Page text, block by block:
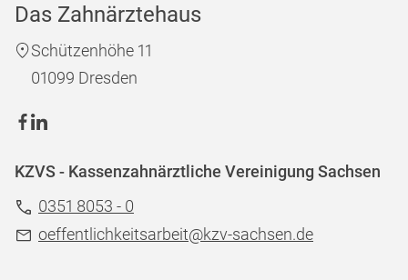
Das Zahnärztehaus
Schützenhöhe 11
01099 Dresden
KZVS - Kassenzahnärztliche Vereinigung Sachsen
0351 8053 - 0
oeffentlichkeitsarbeit@kzv-sachsen.de